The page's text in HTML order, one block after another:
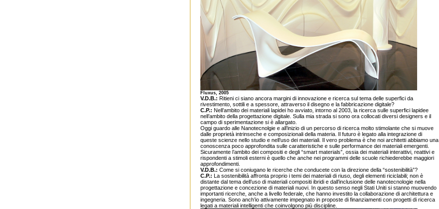
Fluxus, 2005
V.D.B.: Ritieni ci siano ancora margini di innovazione e ricerca sul tema delle superfici da
rivestimento, sottili e a spessore, attraverso il disegno e la fabbricazione digitale?
C.P.: Nell’ambito dei materiali lapidei ho avviato, intorno al 2003, la ricerca sulle superfici lapidee
nell’ambito della progettazione digitale. Sulla mia strada si sono ora collocati diversi designers e il
campo di sperimentazione si è allargato.
Oggi guardo alle Nanotecnolgie e all’inizio di un percorso di ricerca molto stimolante che si muove
dalle proprietà intrinseche e composizionali della materia. Il futuro è legato alla integrazione di
queste scienze nello studio e nell’uso dei materiali. Il vero problema è che noi architetti abbiamo una
conoscenza poco approfondita sulle caratteristiche e sulle performance dei materiali emergenti.
Sicuramente l’ambito dei compositi e degli “smart materials”, ossia dei materiali interattivi, reattivi e
rispondenti a stimoli esterni è quello che anche nei programmi delle scuole richiederebbe maggiori
approfondimenti.
V.D.B.: Come si coniugano le ricerche che conducete con la direzione della “sostenibilità”?
C.P.: La sostenibilità affronta proprio i temi dei materiali di riuso, degli elementi riciclabili; non è
distante dal tema dell’uso di materiali compositi ibridi e dall’inclusione delle nanotecnologie nella
progettazione e concezione di materiali nuovi. In questo senso negli Stati Uniti si stanno muovendo
importanti ricerche, anche a livello federale, che hanno investito la collaborazione di architettura e
ingegneria. Sono anch’io attivamente impegnato in proposte di finanziamenti con progetti di ricerca
legati a materiali intelligenti che coinvolgono più discipline.